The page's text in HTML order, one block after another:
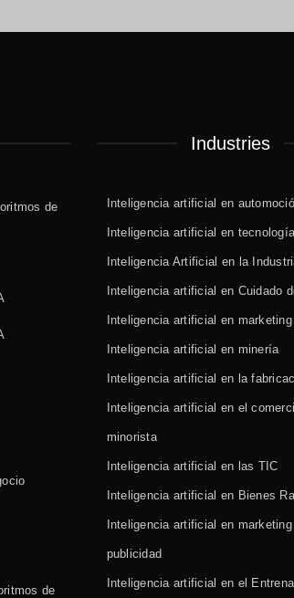
de
de
Industries
Inteligencia artificial en
Inteligencia artificial en tecnología
Inteligencia Artificial en la
Inteligencia artificial en Cuidado
Inteligencia artificial en marketing
Inteligencia artificial en minería
Inteligencia artificial en la
Inteligencia artificial en el
minorista
Inteligencia artificial en las TIC
Inteligencia artificial en Bienes
Inteligencia artificial en
publicidad
Inteligencia artificial en el